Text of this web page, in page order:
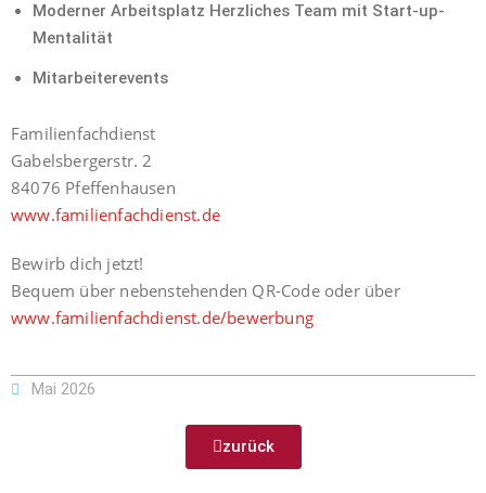
Moderner Arbeitsplatz Herzliches Team mit Start-up-
Mentalität
Mitarbeiterevents
Familienfachdienst
Gabelsbergerstr. 2
84076 Pfeffenhausen
www.familienfachdienst.de
Bewirb dich jetzt!
Bequem über nebenstehenden QR-Code oder über
www.familienfachdienst.de/bewerbung
Mai 2026
zurück